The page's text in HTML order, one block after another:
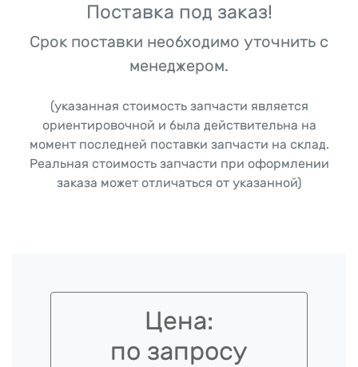
Поставка под заказ!
Срок поставки необходимо уточнить с
менеджером.
(указанная стоимость запчасти является
ориентировочной и была действительна на
момент последней поставки запчасти на склад.
Реальная стоимость запчасти при оформлении
заказа может отличаться от указанной)
Цена:
по запросу